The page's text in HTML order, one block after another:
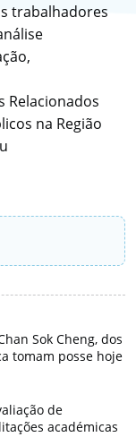
trabalhadores
Relacionados
na Região
Sok Cheng, dos
tomam posse hoje
de
académicas